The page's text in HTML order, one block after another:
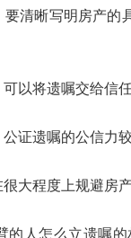
晰写明房产的具
将遗嘱交给信任
遗嘱的公信力较
程度上规避房产
怎么立遗嘱的